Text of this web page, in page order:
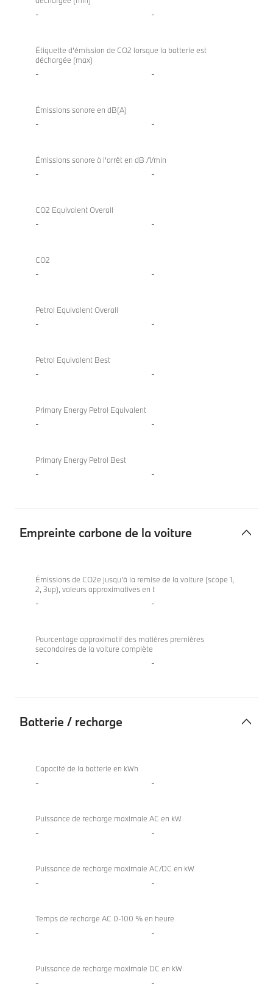
- -
Étiquette d’émission de CO2 lorsque la batterie est
déchargée (max)
- -
Émissions sonore en dB(A)
- -
Émissions sonore à l'arrêt en dB /1/min
- -
CO2 Equivalent Overall
- -
CO2
- -
Petrol Equivalent Overall
- -
Petrol Equivalent Best
- -
Primary Energy Petrol Equivalent
- -
Primary Energy Petrol Best
- -
Empreinte carbone de la voiture
carbone
Coupé
Émissions de CO2e jusqu’à la remise de la voiture (scope 1,
2, 3up), valeurs approximatives en t
- -
Pourcentage approximatif des matières premières
secondaires de la voiture complète
- -
Batterie / recharge
recharge
Coupé
Capacité de la batterie en kWh
- -
Puissance de recharge maximale AC en kW
- -
Puissance de recharge maximale AC/DC en kW
- -
Temps de recharge AC 0-100 % en heure
- -
Puissance de recharge maximale DC en kW
- -